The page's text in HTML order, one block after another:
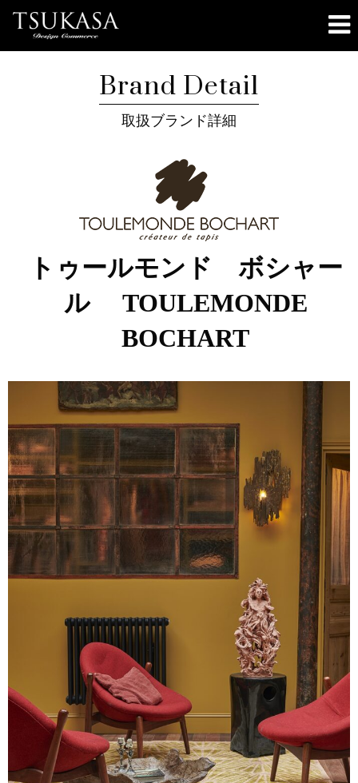
Brand Detail
取扱ブランド詳細
トゥールモンド ボシャー
ル TOULEMONDE
BOCHART